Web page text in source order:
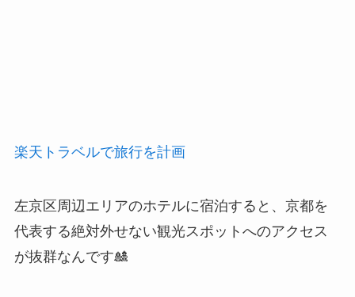
楽天トラベルで旅行を計画
左京区周辺エリアのホテルに宿泊すると、京都を
代表する絶対外せない観光スポットへのアクセス
が抜群なんです🎎